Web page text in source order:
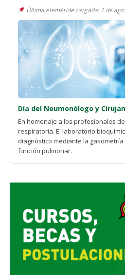
Última efeméride cargada: 1 de
Día del Neumonólogo y
En homenaje a los profesionales
respiratoria. El laboratorio
diagnóstico mediante la
función pulmonar.